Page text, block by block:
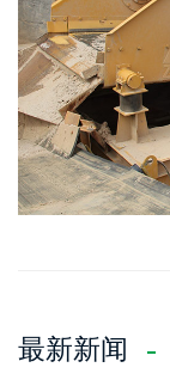
最新新闻